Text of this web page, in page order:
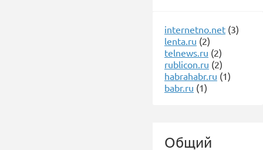
internetno.net (3)
lenta.ru (2)
telnews.ru (2)
rublicon.ru (2)
habrahabr.ru (1)
babr.ru (1)
Общий